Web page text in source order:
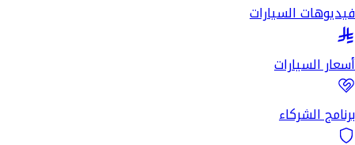
فيديوهات السيارات
أسعار السيارات
برنامج الشركاء